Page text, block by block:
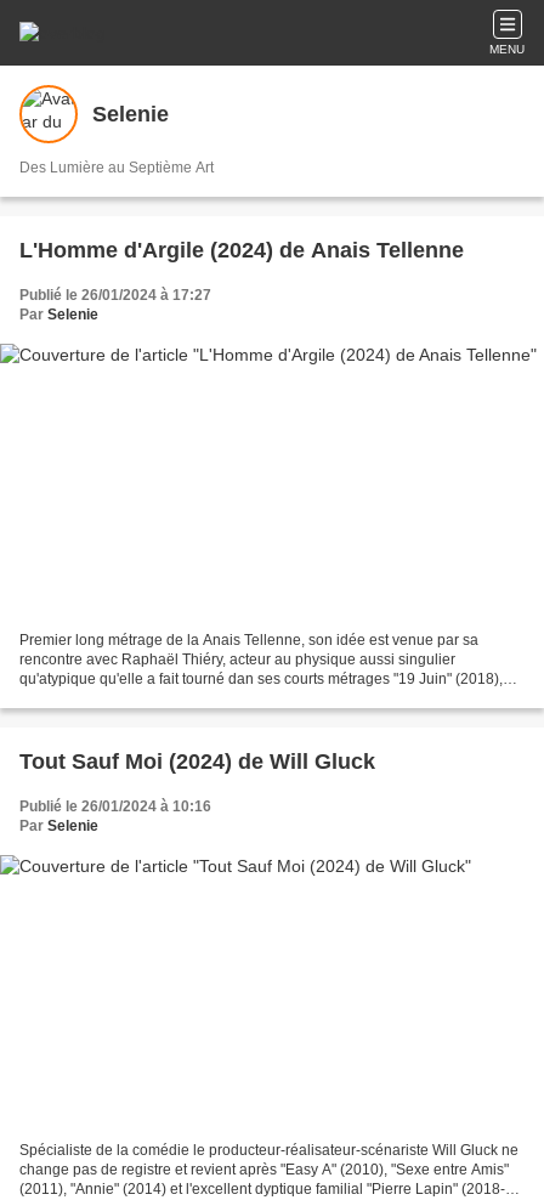
MENU
Selenie
Des Lumière au Septième Art
L'Homme d'Argile (2024) de Anais Tellenne
Publié le 26/01/2024 à 17:27
Par Selenie
Premier long métrage de la Anais Tellenne, son idée est venue par sa
rencontre avec Raphaël Thiéry, acteur au physique aussi singulier
qu'atypique qu'elle a fait tourné dan ses courts métrages "19 Juin" (2018),
Tout Sauf Moi (2024) de Will Gluck
Publié le 26/01/2024 à 10:16
Par Selenie
Spécialiste de la comédie le producteur-réalisateur-scénariste Will Gluck ne
change pas de registre et revient après "Easy A" (2010), "Sexe entre Amis"
(2011), "Annie" (2014) et l'excellent dyptique familial "Pierre Lapin" (2018-